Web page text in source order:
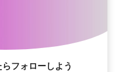
フォローしよう